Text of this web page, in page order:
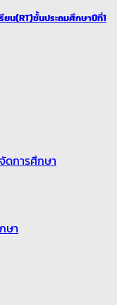
ยน(RT)ชั้นประถมศึกษาปีที่1
ดการศึกษา
ษา